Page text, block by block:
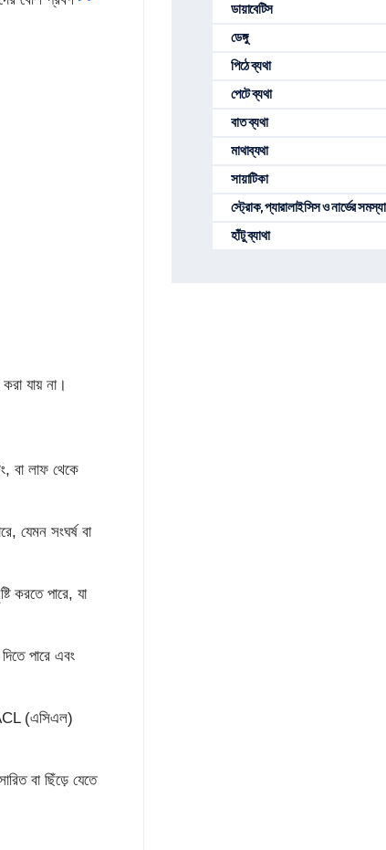
যায় না।
বা লাফ থেকে
যেমন সংঘর্ষ বা
করতে পারে, যা
পারে এবং
ACL (এসিএল)
বা ছিঁড়ে যেতে
ডায়াবেটিস
ডেঙ্গু
পিঠে ব্যথা
পেটে ব্যথা
বাত ব্যথা
মাথাব্যথা
সায়াটিকা
স্ট্রোক, প্যারালাইসিস ও নার্ভের সমস্যা
হাঁটু ব্যাথা